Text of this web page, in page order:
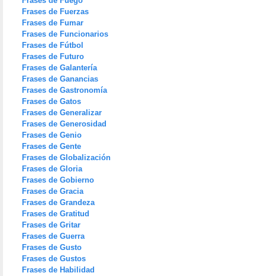
Frases de Fuerzas
Frases de Fumar
Frases de Funcionarios
Frases de Fútbol
Frases de Futuro
Frases de Galantería
Frases de Ganancias
Frases de Gastronomía
Frases de Gatos
Frases de Generalizar
Frases de Generosidad
Frases de Genio
Frases de Gente
Frases de Globalización
Frases de Gloria
Frases de Gobierno
Frases de Gracia
Frases de Grandeza
Frases de Gratitud
Frases de Gritar
Frases de Guerra
Frases de Gusto
Frases de Gustos
Frases de Habilidad